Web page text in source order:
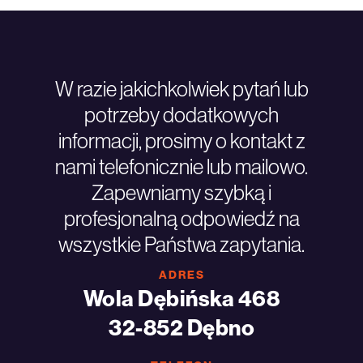
W razie jakichkolwiek pytań lub
potrzeby dodatkowych
informacji, prosimy o kontakt z
nami telefonicznie lub mailowo.
Zapewniamy szybką i
profesjonalną odpowiedź na
wszystkie Państwa zapytania.
ADRES
Wola Dębińska 468
32-852 Dębno